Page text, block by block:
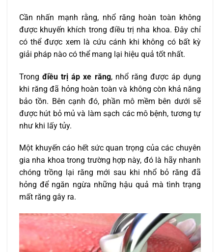
Cần nhấn mạnh rằng, nhổ răng hoàn toàn không
được khuyến khích trong điều trị nha khoa. Đây chỉ
có thể được xem là cứu cánh khi không có bất kỳ
giải pháp nào có thể mang lại hiệu quả tốt nhất.
Trongđiều trị áp xe răng, nhổ răng được áp dụng
khi răng đã hỏng hoàn toàn và không còn khả năng
bảo tồn. Bên cạnh đó, phần mô mềm bên dưới sẽ
được hút bỏ mủ và làm sạch các mô bệnh, tương tự
như khi lấy tủy.
Một khuyến cáo hết sức quan trọng của các chuyên
gia nha khoa trong trường hợp này, đó là hãy nhanh
chóng trồng lại răng mới sau khi nhổ bỏ răng đã
hỏng để ngăn ngừa những hậu quả mà tình trạng
mất răng gây ra.